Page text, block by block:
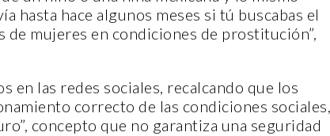
hasta hace algunos meses si tú buscabas el
mujeres en condiciones de prostitución”,
en las redes sociales, recalcando que los
correcto de las condiciones sociales,
concepto que no garantiza una seguridad
CANTERA CANTERA